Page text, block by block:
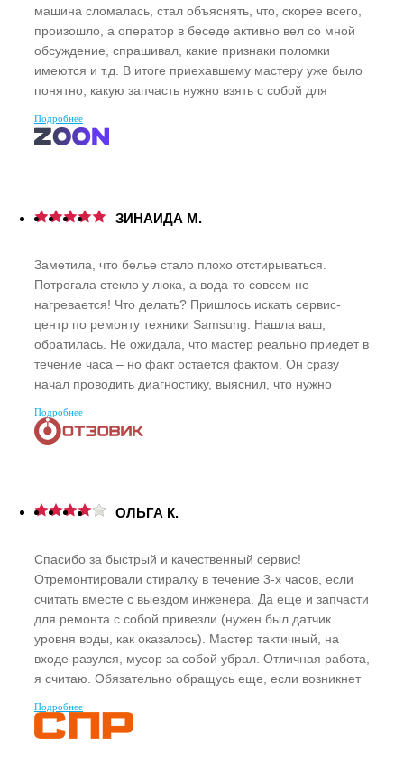
машина сломалась, стал объяснять, что, скорее всего,
произошло, а оператор в беседе активно вел со мной
обсуждение, спрашивал, какие признаки поломки
имеются и т.д. В итоге приехавшему мастеру уже было
понятно, какую запчасть нужно взять с собой для
Подробнее
ЗИНАИДА М.
Заметила, что белье стало плохо отстирываться.
Потрогала стекло у люка, а вода-то совсем не
нагревается! Что делать? Пришлось искать сервис-
центр по ремонту техники Samsung. Нашла ваш,
обратилась. Не ожидала, что мастер реально приедет в
течение часа – но факт остается фактом. Он сразу
начал проводить диагностику, выяснил, что нужно
собой и он все быстро поменял. Так что я надолго без
стиральной машинки не осталась. Да еще и гарантию
Подробнее
ОЛЬГА К.
Спасибо за быстрый и качественный сервис!
Отремонтировали стиралку в течение 3-х часов, если
считать вместе с выездом инженера. Да еще и запчасти
для ремонта с собой привезли (нужен был датчик
уровня воды, как оказалось). Мастер тактичный, на
входе разулся, мусор за собой убрал. Отличная работа,
я считаю. Обязательно обращусь еще, если возникнет
Подробнее